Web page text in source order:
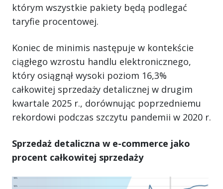
którym wszystkie pakiety będą podlegać
taryfie procentowej.
Koniec de minimis następuje w kontekście
ciągłego wzrostu handlu elektronicznego,
który osiągnął wysoki poziom 16,3%
całkowitej sprzedaży detalicznej w drugim
kwartale 2025 r., dorównując poprzedniemu
rekordowi podczas szczytu pandemii w 2020 r.
Sprzedaż detaliczna w e-commerce jako
procent całkowitej sprzedaży